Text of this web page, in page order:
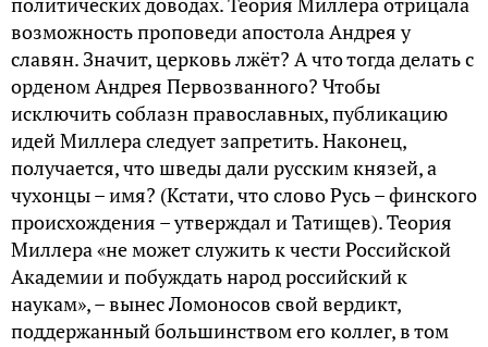
возможность проповеди апостола Андрея у
славян. Значит, церковь лжёт? А что тогда делать с
орденом Андрея Первозванного? Чтобы
исключить соблазн православных, публикацию
идей Миллера следует запретить. Наконец,
получается, что шведы дали русским князей, а
чухонцы – имя? (Кстати, что слово Русь – финского
происхождения – утверждал и Татищев). Теория
Миллера «не может служить к чести Российской
Академии и побуждать народ российский к
наукам», – вынес Ломоносов свой вердикт,
поддержанный большинством его коллег, в том